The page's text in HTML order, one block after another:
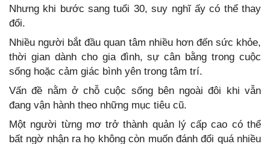
Nhưng khi bước sang tuổi 30, suy nghĩ ấy có thể thay
đổi.
Nhiều người bắt đầu quan tâm nhiều hơn đến sức khỏe,
thời gian dành cho gia đình, sự cân bằng trong cuộc
sống hoặc cảm giác bình yên trong tâm trí.
Vấn đề nằm ở chỗ cuộc sống bên ngoài đôi khi vẫn
đang vận hành theo những mục tiêu cũ.
Một người từng mơ trở thành quản lý cấp cao có thể
bất ngờ nhận ra họ không còn muốn đánh đổi quá nhiều